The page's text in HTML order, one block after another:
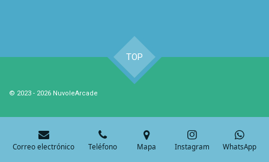
TOP
© 2023 - 2026 NuvoleArcade
Correo electrónico Teléfono Mapa Instagram WhatsApp